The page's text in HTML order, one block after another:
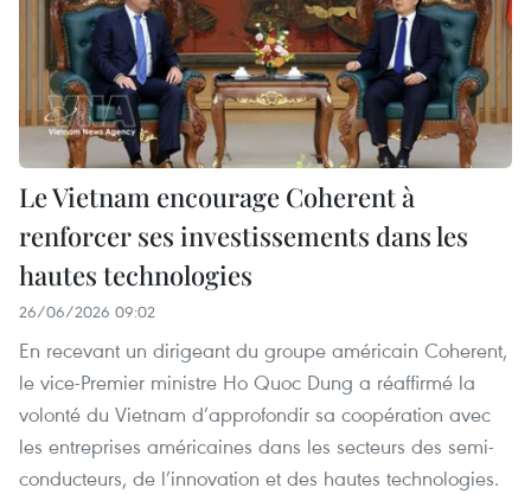
Le Vietnam encourage Coherent à
renforcer ses investissements dans les
hautes technologies
26/06/2026 09:02
En recevant un dirigeant du groupe américain Coherent,
le vice-Premier ministre Ho Quoc Dung a réaffirmé la
volonté du Vietnam d’approfondir sa coopération avec
les entreprises américaines dans les secteurs des semi-
conducteurs, de l’innovation et des hautes technologies.